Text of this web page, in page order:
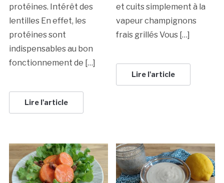
protéines. Intérêt des
lentilles En effet, les
protéines sont
indispensables au bon
fonctionnement de […]
Lire l'article
et cuits simplement à la
vapeur champignons
frais grillés Vous […]
Lire l'article